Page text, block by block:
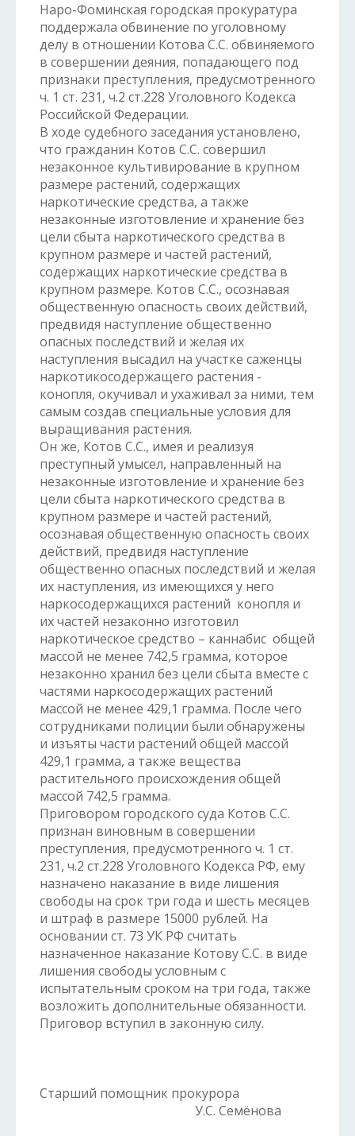
Наро-Фоминская городская прокуратура
поддержала обвинение по уголовному
делу в отношении Котова С.С. обвиняемого
в совершении деяния, попадающего под
признаки преступления, предусмотренного
ч. 1 ст. 231, ч.2 ст.228 Уголовного Кодекса
Российской Федерации.
В ходе судебного заседания установлено,
что гражданин Котов С.С. совершил
незаконное культивирование в крупном
размере растений, содержащих
наркотические средства, а также
незаконные изготовление и хранение без
цели сбыта наркотического средства в
крупном размере и частей растений,
содержащих наркотические средства в
крупном размере. Котов С.С., осознавая
общественную опасность своих действий,
предвидя наступление общественно
опасных последствий и желая их
наступления высадил на участке саженцы
наркотикосодержащего растения -
конопля, окучивал и ухаживал за ними, тем
самым создав специальные условия для
выращивания растения.
Он же, Котов С.С., имея и реализуя
преступный умысел, направленный на
незаконные изготовление и хранение без
цели сбыта наркотического средства в
крупном размере и частей растений,
осознавая общественную опасность своих
действий, предвидя наступление
общественно опасных последствий и желая
их наступления, из имеющихся у него
наркосодержащихся растений конопля и
их частей незаконно изготовил
наркотическое средство – каннабис общей
массой не менее 742,5 грамма, которое
незаконно хранил без цели сбыта вместе с
частями наркосодержащих растений
массой не менее 429,1 грамма. После чего
сотрудниками полиции были обнаружены
и изъяты части растений общей массой
429,1 грамма, а также вещества
растительного происхождения общей
массой 742,5 грамма.
Приговором городского суда Котов С.С.
признан виновным в совершении
преступления, предусмотренного ч. 1 ст.
231, ч.2 ст.228 Уголовного Кодекса РФ, ему
назначено наказание в виде лишения
свободы на срок три года и шесть месяцев
и штраф в размере 15000 рублей. На
основании ст. 73 УК РФ считать
назначенное наказание Котову С.С. в виде
лишения свободы условным с
испытательным сроком на три года, также
возложить дополнительные обязанности.
Приговор вступил в законную силу.
Старший помощник прокурора
У.С. Семёнова